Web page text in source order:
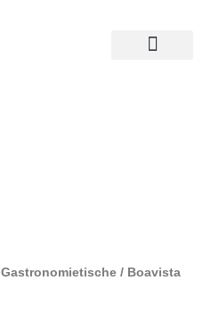
Gastronomietische / Boavista